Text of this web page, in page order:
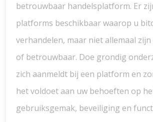
betrouwbaar handelsplatform. Er
platforms beschikbaar waarop u
verhandelen, maar niet allemaal zijn
of betrouwbaar. Doe grondig
zich aanmeldt bij een platform en
het voldoet aan uw behoeften op
gebruiksgemak, beveiliging en